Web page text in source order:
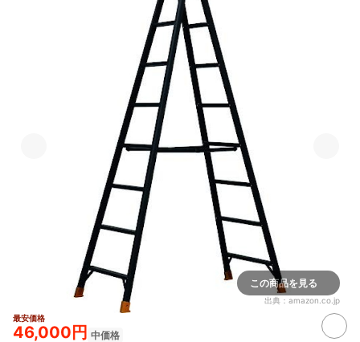
この商品を見る
出典： amazon.co.jp
最安価格
46,000円 中価格